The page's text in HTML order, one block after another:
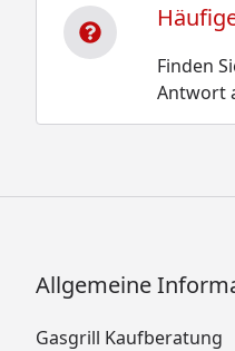
Finden
Antwort
Allgemeine
Gasgrill Kaufberatung